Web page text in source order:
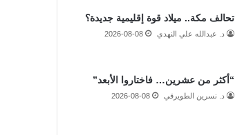
تحالف مكة.. ميلاد قوة إقليمية جديدة؟
د. عبدالله علي النهدي 2026-08-08
“أكثر من عشرين… فاختاروا الأبعد”
د. نسرين الطويرقي 2026-08-08